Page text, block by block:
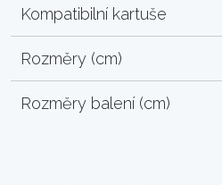
Kompatibilní kartuše
Rozměry (cm)
Rozměry balení (cm)